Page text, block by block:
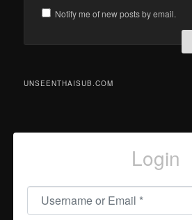
Notify me of new posts by email.
UNSEENTHAISUB.COM
Login
Username or Email